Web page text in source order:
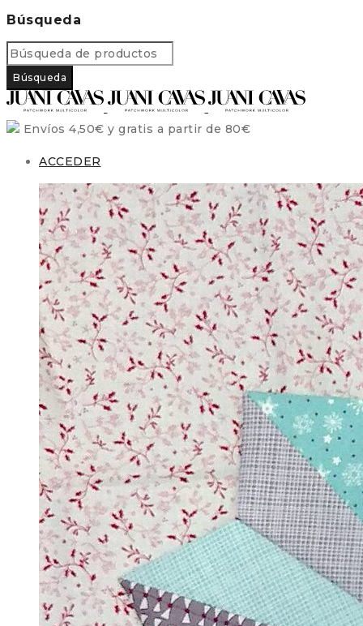
Búsqueda
Envíos 4,50€ y gratis a partir de 80€
ACCEDER